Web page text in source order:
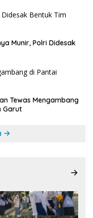
Munir, Polri Didesak
Tewas Mengambang
Garut